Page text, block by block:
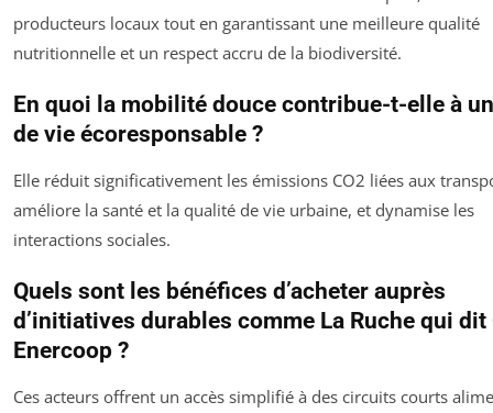
producteurs locaux tout en garantissant une meilleure qualité
nutritionnelle et un respect accru de la biodiversité.
En quoi la mobilité douce contribue-t-elle à
de vie écoresponsable ?
Elle réduit significativement les émissions CO2 liées aux
améliore la santé et la qualité de vie urbaine, et dynamise les
interactions sociales.
Quels sont les bénéfices d’acheter auprès
d’initiatives durables comme La Ruche qui dit
Enercoop ?
Ces acteurs offrent un accès simplifié à des circuits courts